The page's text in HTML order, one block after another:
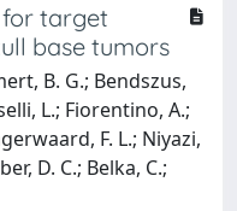
for target
base tumors
B. G.; Bendszus,
L.; Fiorentino, A.;
F. L.; Niyazi,
D. C.; Belka, C.;